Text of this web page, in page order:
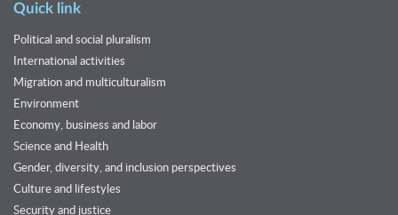
Quick link
Political and social pluralism
International activities
Migration and multiculturalism
Environment
Economy, business and labor
Science and Health
Gender, diversity, and inclusion perspectives
Culture and lifestyles
Security and justice